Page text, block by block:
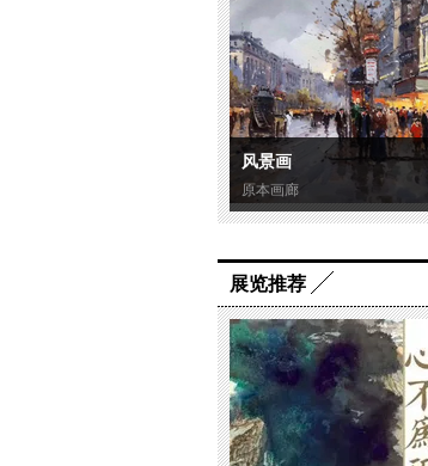
风景画
原本画廊
展览推荐